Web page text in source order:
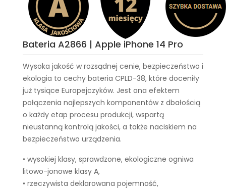
Bateria A2866 | Apple iPhone 14 Pro
Wysoka jakość w rozsądnej cenie, bezpieczeństwo i
ekologia to cechy bateria CPLD-38, które doceniły
już tysiące Europejczyków. Jest ona efektem
połączenia najlepszych komponentów z dbałością
o każdy etap procesu produkcji, wspartą
nieustanną kontrolą jakości, a także naciskiem na
bezpieczeństwo urządzenia.
• wysokiej klasy, sprawdzone, ekologiczne ogniwa
litowo-jonowe klasy A,
• rzeczywista deklarowana pojemność,